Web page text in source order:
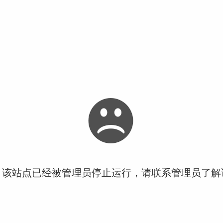
站点已经被管理员停止运行，请联系管理员了